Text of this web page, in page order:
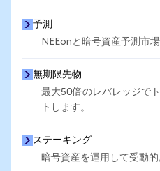
予測
NEEonと暗号資産予測市
無期限先物
最大50倍のレバレッジで
トします。
ステーキング
暗号資産を運用して受動的